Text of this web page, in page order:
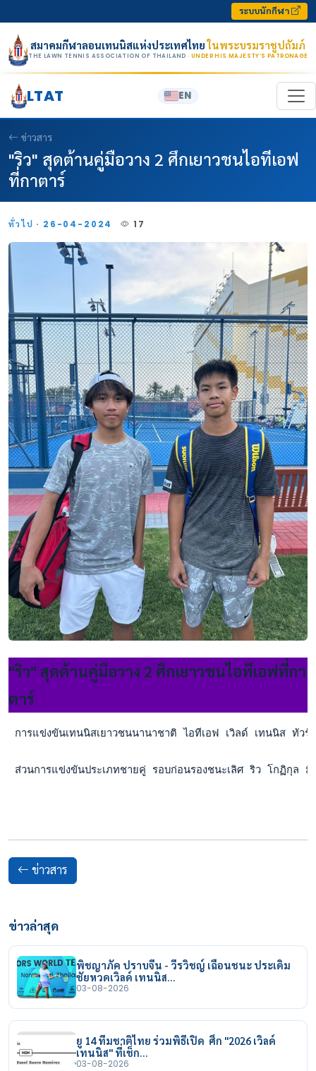
ระบบนักกีฬา
สมาคมกีฬาลอนเทนนิสแห่งประเทศไทยในพระบรมราชูปถัมภ์
THE LAWN TENNIS ASSOCIATION OF THAILAND · UNDER HIS MAJESTY’S PATRONAGE
LTAT EN
ข่าวสาร
"ริว" สุดต้านคู่มือวาง 2 ศึกเยาวชนไอทีเอฟ
ที่กาตาร์
ทั่วไป · 26-04-2024 17
"ริว" สุดต้านคู่มือวาง 2 ศึกเยาวชนไอทีเอฟที่กา
ตาร์
การแข่งขันเทนนิสเยาวชนนานาชาติ ไอทีเอฟ เวิลด์ เทนนิส ทั
ส่วนการแข่งขันประเภทชายคู่ รอบก่อนรองชนะเลิศ ริว โกฏิกุ
ข่าวสาร
ข่าวล่าสุด
พิชญาภัค ปราบจีน - วีรวิชญ์ เฉือนชนะ ประเดิม
ชัยหวดเวิลด์ เทนนิส…
03-08-2026
ยู 14 ทีมชาติไทย ร่วมพิธีเปิด ศึก "2026 เวิลด์
เทนนิส" ที่เช็ก…
03-08-2026